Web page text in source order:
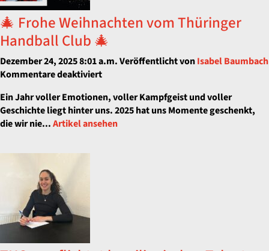
🎄 Frohe Weihnachten vom Thüringer
Handball Club 🎄
Dezember 24, 2025 8:01 a.m.Veröffentlicht vonIsabel Baumbach
Kommentare deaktiviertfür
Frohe
Weihnachten
vom
Ein Jahr voller Emotionen, voller Kampfgeist und voller
Geschichte liegt hinter uns. 2025 hat uns Momente geschenkt,
die wir nie...Artikel ansehen